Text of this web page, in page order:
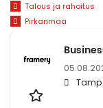
Talous ja rahoitus
Pirkanmaa